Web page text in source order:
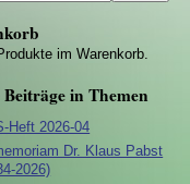
im Warenkorb.
in Themen
Heft 2026-04
Dr. Klaus Pabst
2026)